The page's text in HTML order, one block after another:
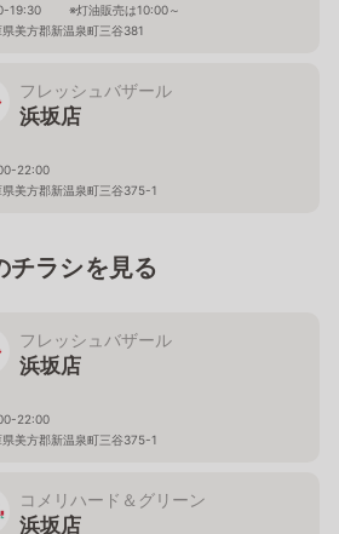
19:30 ※灯油販売は10:00～
県美方郡新温泉町三谷381
フレッシュバザール
浜坂店
22:00
県美方郡新温泉町三谷375-1
チラシを見る
フレッシュバザール
浜坂店
22:00
県美方郡新温泉町三谷375-1
コメリハード＆グリーン
浜坂店